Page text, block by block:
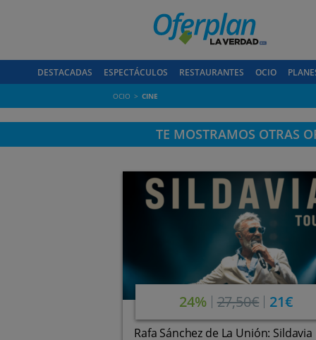
DESTACADAS ESPECTÁCULOS RESTAURANTES OCIO
OCIO CINE
TE MOSTRAMOS OTRAS
24% 27,50€ 21€
Rafa Sánchez de La Unión: Sildavia